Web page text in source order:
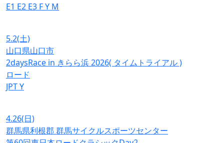
E1 E2 E3 FY M
5.2(土)
山口県山口市
2daysRace in きらら浜 2026( タイムトライアル )
ロード
JPTY
4.26(日)
群馬県利根郡 群馬サイクルスポーツセンター